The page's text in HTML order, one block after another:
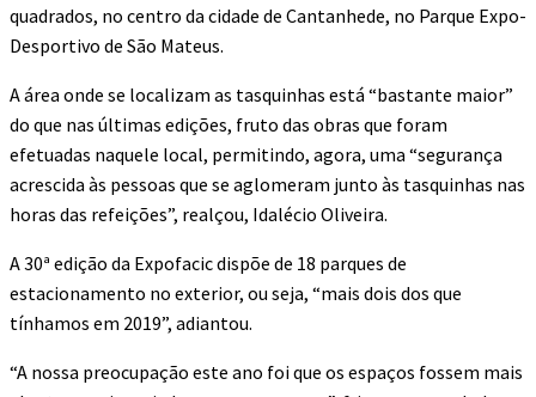
quadrados, no centro da cidade de Cantanhede, no Parque Expo-
Desportivo de São Mateus.
A área onde se localizam as tasquinhas está “bastante maior”
do que nas últimas edições, fruto das obras que foram
efetuadas naquele local, permitindo, agora, uma “segurança
acrescida às pessoas que se aglomeram junto às tasquinhas nas
horas das refeições”, realçou, Idalécio Oliveira.
A 30ª edição da Expofacic dispõe de 18 parques de
estacionamento no exterior, ou seja, “mais dois dos que
tínhamos em 2019”, adiantou.
“A nossa preocupação este ano foi que os espaços fossem mais